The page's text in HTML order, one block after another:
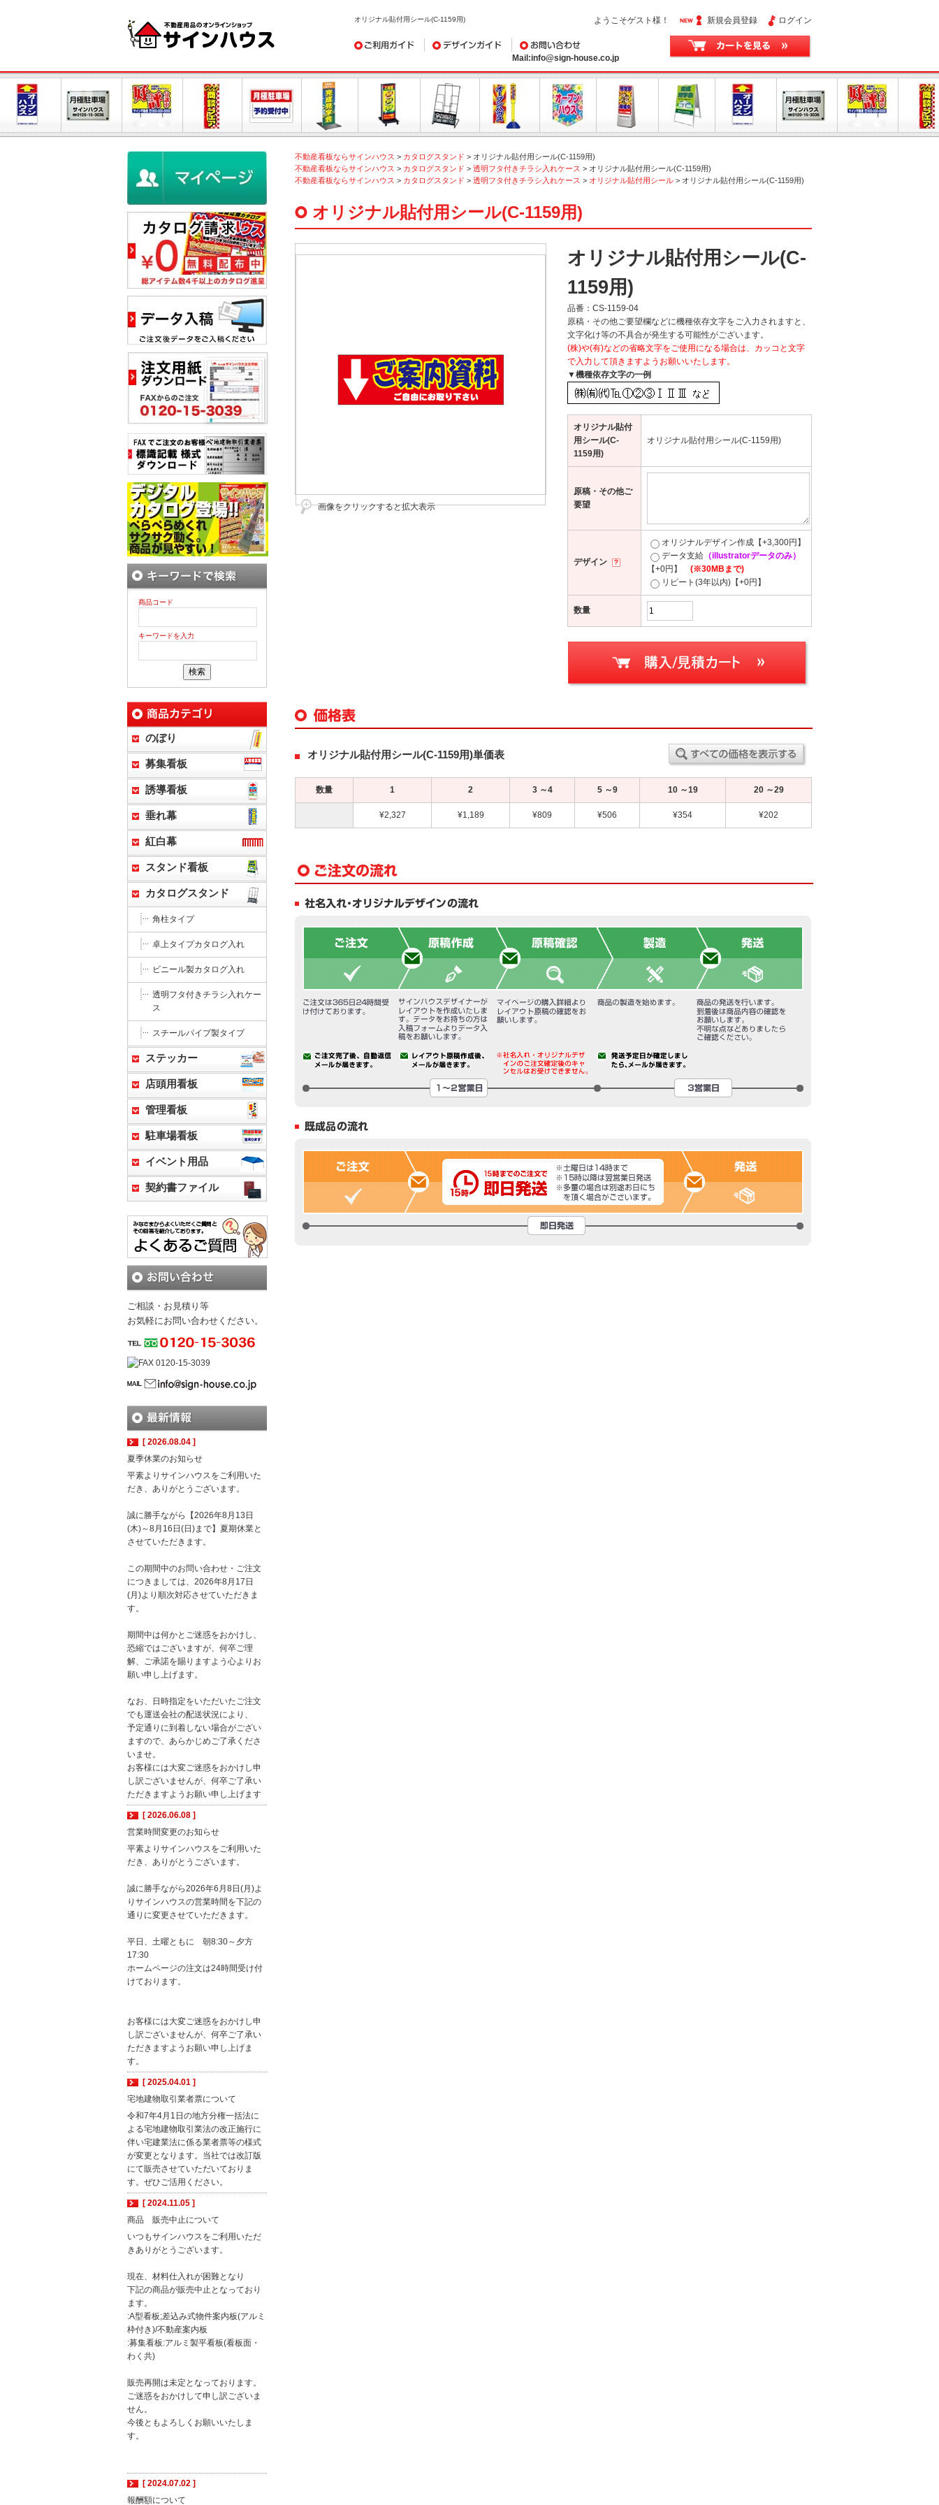
オリジナル貼付用シール(C-1159用) ようこそゲスト様！ 新規会員登録 ログイン
ご利用ガイド デザインガイド
お問い合わせ
Mail:info@sign-house.co.jp
不動産看板ならサインハウス > カタログスタンド > オリジナル貼付用シール(C-1159用)
不動産看板ならサインハウス > カタログスタンド > 透明フタ付きチラシ入れケース > オリジナル貼付用シール(C-1159用)
不動産看板ならサインハウス > カタログスタンド > 透明フタ付きチラシ入れケース > オリジナル貼付用シール > オリジナル貼付用シール(C-1159用)
オリジナル貼付用シール(C-1159用)
オリジナル貼付用シール(C-
1159用)
品番： CS-1159-04
原稿・その他ご要望欄などに機種依存文字をご入力されますと、
文字化け等の不具合が発生する可能性がございます。
(株)や(有)などの省略文字をご使用になる場合は、カッコと文字
で入力して頂きますようお願いいたします。
▼機種依存文字の一例
オリジナル貼付
用シール(C-
1159用)
オリジナル貼付用シール(C-1159用)
原稿・その他ご
要望
デザイン
オリジナルデザイン作成【+3,300円】
データ支給 （illustratorデータのみ）
【+0円】
(※30MBまで)
リピート(3年以内)【+0円】
数量
画像をクリックすると拡大表示
オリジナル貼付用シール(C-1159用)単価表
数量 1 2 3 ～4 5 ～9 10 ～19 20 ～29
¥2,327 ¥1,189 ¥809 ¥506 ¥354 ¥202
商品コード
キーワードを入力
のぼり
募集看板
誘導看板
垂れ幕
紅白幕
スタンド看板
カタログスタンド
角柱タイプ
卓上タイプカタログ入れ
ビニール製カタログ入れ
透明フタ付きチラシ入れケー
ス
スチールパイプ製タイプ
ステッカー
店頭用看板
管理看板
駐車場看板
イベント用品
契約書ファイル
ご相談・お見積り等
お気軽にお問い合わせください。
[ 2026.08.04 ]
夏季休業のお知らせ
平素よりサインハウスをご利用いた
だき、ありがとうございます。
誠に勝手ながら【2026年8月13日
(木)～8月16日(日)まで】夏期休業と
させていただきます。
この期間中のお問い合わせ・ご注文
につきましては、2026年8月17日
(月)より順次対応させていただきま
す。
期間中は何かとご迷惑をおかけし、
恐縮ではございますが、何卒ご理
解、ご承諾を賜りますよう心よりお
願い申し上げます。
なお、日時指定をいただいたご注文
でも運送会社の配送状況により、
予定通りに到着しない場合がござい
ますので、あらかじめご了承くださ
いませ。
お客様には大変ご迷惑をおかけし申
し訳ございませんが、何卒ご了承い
ただきますようお願い申し上げます
[ 2026.06.08 ]
営業時間変更のお知らせ
平素よりサインハウスをご利用いた
だき、ありがとうございます。
誠に勝手ながら2026年6月8日(月)よ
りサインハウスの営業時間を下記の
通りに変更させていただきます。
平日、土曜ともに 朝8:30～夕方
17:30
ホームページの注文は24時間受け付
けております。
お客様には大変ご迷惑をおかけし申
し訳ございませんが、何卒ご了承い
ただきますようお願い申し上げま
す。
[ 2025.04.01 ]
宅地建物取引業者票について
令和7年4月1日の地方分権一括法に
よる宅地建物取引業法の改正施行に
伴い宅建業法に係る業者票等の様式
が変更となります。当社では改訂版
にて販売させていただいておりま
す。ぜひご活用ください。
[ 2024.11.05 ]
商品 販売中止について
いつもサインハウスをご利用いただ
きありがとうございます。
現在、材料仕入れが困難となり
下記の商品が販売中止となっており
ます。
:A型看板;差込み式物件案内板(アルミ
枠付き)/不動産案内板
:募集看板:アルミ製平看板(看板面・
わく共)
販売再開は未定となっております。
ご迷惑をおかけして申し訳ございま
せん。
今後ともよろしくお願いいたしま
す。
[ 2024.07.02 ]
報酬額について